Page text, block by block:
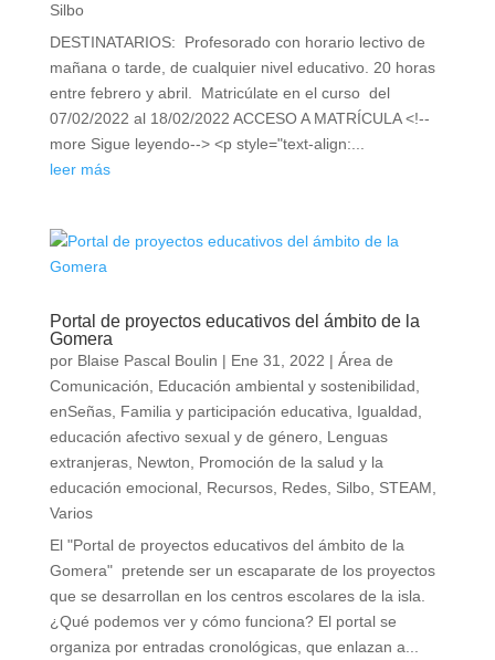
Silbo
DESTINATARIOS: Profesorado con horario lectivo de
mañana o tarde, de cualquier nivel educativo. 20 horas
entre febrero y abril. Matricúlate en el curso del
07/02/2022 al 18/02/2022 ACCESO A MATRÍCULA <!--
more Sigue leyendo--> <p style="text-align:...
leer más
Portal de proyectos educativos del ámbito de la
Gomera
por Blaise Pascal Boulin | Ene 31, 2022 | Área de
Comunicación
Educación ambiental y sostenibilidad
enSeñas, Familia y participación educativa
Igualdad,
educación afectivo sexual y de género, Lenguas
extranjeras, Newton
Promoción de la salud y la
educación emocional, Recursos, Redes, Silbo, STEAM
Varios
El "Portal de proyectos educativos del ámbito de la
Gomera" pretende ser un escaparate de los proyectos
que se desarrollan en los centros escolares de la isla.
¿Qué podemos ver y cómo funciona? El portal se
organiza por entradas cronológicas, que enlazan a...